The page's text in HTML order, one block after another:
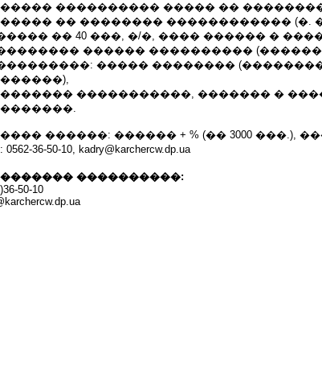
���������� ����� ��
�� �������� ������������ (�.
�� 40 ���, �/�, ���� ������ �
������ ����������
����� ��������
�����������, ������� �
������: ������ + % (�� 3000 ���.),
36-50-10, kadry@karchercw.dp.ua
����������:
50-10